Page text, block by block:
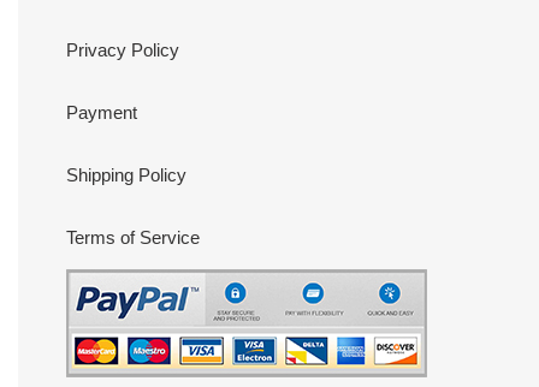
Privacy Policy
Payment
Shipping Policy
Terms of Service